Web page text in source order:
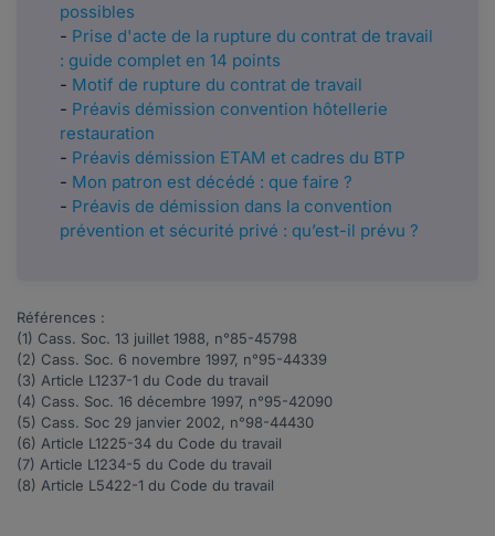
possibles
- Prise d'acte de la rupture du contrat de travail
: guide complet en 14 points
- Motif de rupture du contrat de travail
- Préavis démission convention hôtellerie
restauration
- Préavis démission ETAM et cadres du BTP
- Mon patron est décédé : que faire ?
- Préavis de démission dans la convention
prévention et sécurité privé : qu’est-il prévu ?
Références :
(1) Cass. Soc. 13 juillet 1988, n°85-45798
(2) Cass. Soc. 6 novembre 1997, n°95-44339
(3) Article L1237-1 du Code du travail
(4) Cass. Soc. 16 décembre 1997, n°95-42090
(5) Cass. Soc 29 janvier 2002, n°98-44430
(6) Article L1225-34 du Code du travail
(7) Article L1234-5 du Code du travail
(8) Article L5422-1 du Code du travail